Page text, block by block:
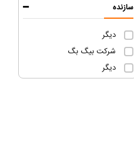
سازنده
دیگر
شرکت بیگ بگ
دیگر